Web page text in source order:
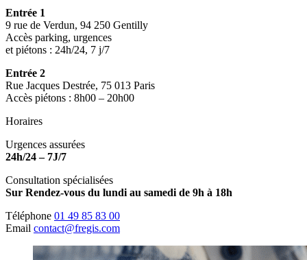
Entrée 1
9 rue de Verdun, 94 250 Gentilly
Accès parking, urgences
et piétons : 24h/24, 7 j/7
Entrée 2
Rue Jacques Destrée, 75 013 Paris
Accès piétons : 8h00 – 20h00
Horaires
Urgences assurées
24h/24 – 7J/7
Consultation spécialisées
Sur Rendez-vous du lundi au samedi de 9h à 18h
Téléphone 01 49 85 83 00
Email contact@fregis.com